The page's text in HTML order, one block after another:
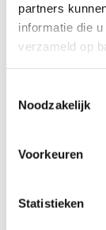
partners
informatie die
verzameld op
Noodzakelijk
Voorkeuren
Statistieken
‘Naderhand
ingang, waar
doorknipte.
president. Een